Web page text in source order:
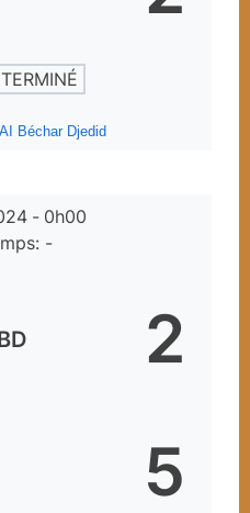
Béchar Djedid
- 0h00
-
2
5